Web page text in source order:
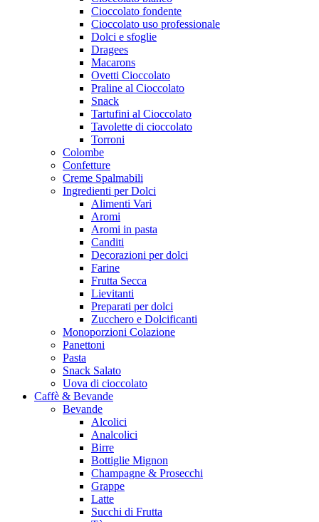
Cioccolato fondente
Cioccolato uso professionale
Dolci e sfoglie
Dragees
Macarons
Ovetti Cioccolato
Praline al Cioccolato
Snack
Tartufini al Cioccolato
Tavolette di cioccolato
Torroni
Colombe
Confetture
Creme Spalmabili
Ingredienti per Dolci
Alimenti Vari
Aromi
Aromi in pasta
Canditi
Decorazioni per dolci
Farine
Frutta Secca
Lievitanti
Preparati per dolci
Zucchero e Dolcificanti
Monoporzioni Colazione
Panettoni
Pasta
Snack Salato
Uova di cioccolato
Caffè & Bevande
Bevande
Alcolici
Analcolici
Birre
Bottiglie Mignon
Champagne & Prosecchi
Grappe
Latte
Succhi di Frutta